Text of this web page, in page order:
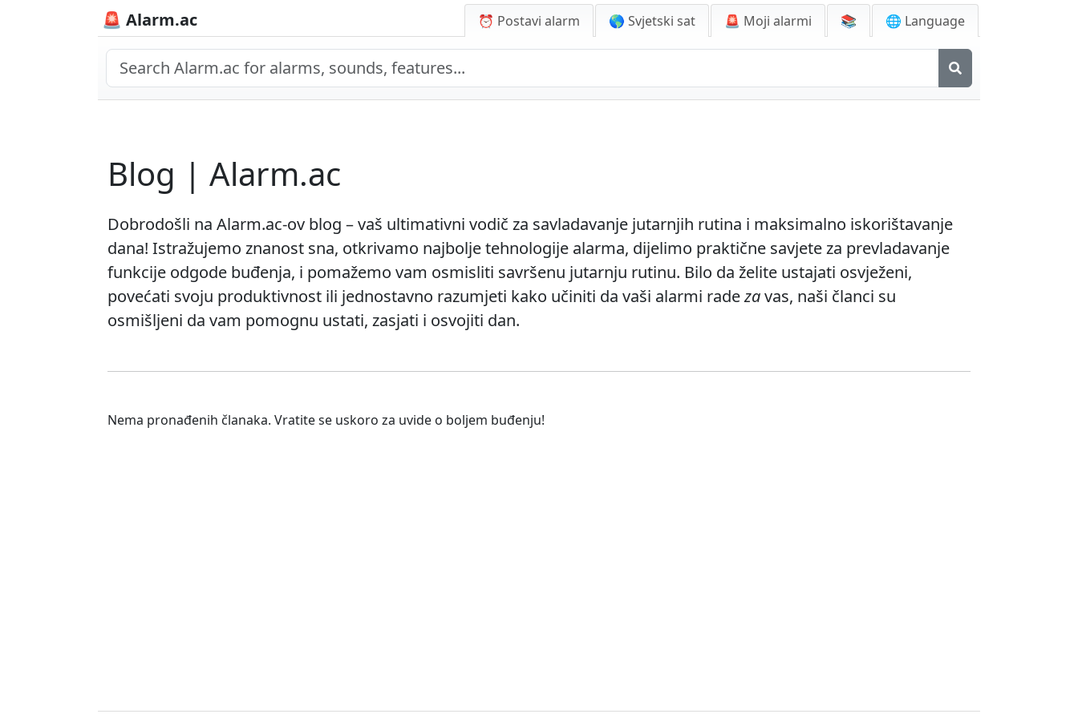
🚨 Alarm.ac ⏰ Postavi alarm 🌎 Svjetski sat 🚨 Moji alarmi 📚 🌐 Language
Blog | Alarm.ac
Dobrodošli na Alarm.ac-ov blog – vaš ultimativni vodič za savladavanje jutarnjih rutina i maksimalno iskorištavanje
dana! Istražujemo znanost sna, otkrivamo najbolje tehnologije alarma, dijelimo praktične savjete za prevladavanje
funkcije odgode buđenja, i pomažemo vam osmisliti savršenu jutarnju rutinu. Bilo da želite ustajati osvježeni,
povećati svoju produktivnost ili jednostavno razumjeti kako učiniti da vaši alarmi radezavas, naši članci su
osmišljeni da vam pomognu ustati, zasjati i osvojiti dan.
Nema pronađenih članaka. Vratite se uskoro za uvide o boljem buđenju!